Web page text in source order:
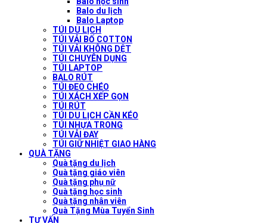
Balo du lịch
Balo Laptop
TÚI DU LỊCH
TÚI VẢI BỐ COTTON
TÚI VẢI KHÔNG DỆT
TÚI CHUYÊN DỤNG
TÚI LAPTOP
BALO RÚT
TÚI ĐEO CHÉO
TÚI XÁCH XẾP GỌN
TÚI RÚT
TÚI DU LỊCH CẦN KÉO
TÚI NHỰA TRONG
TÚI VẢI ĐAY
TÚI GIỮ NHIỆT GIAO HÀNG
QUÀ TẶNG
Quà tặng du lịch
Quà tặng giáo viên
Quà tặng phụ nữ
Quà tặng học sinh
Quà tặng nhân viên
Quà Tặng Mùa Tuyển Sinh
TƯ VẤN